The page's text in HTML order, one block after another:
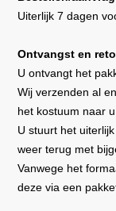
Uiterlijk 7 dagen
Ontvangst en
U ontvangt het
Wij verzenden al
het kostuum naar
U stuurt het
weer terug met
Vanwege het
deze via een